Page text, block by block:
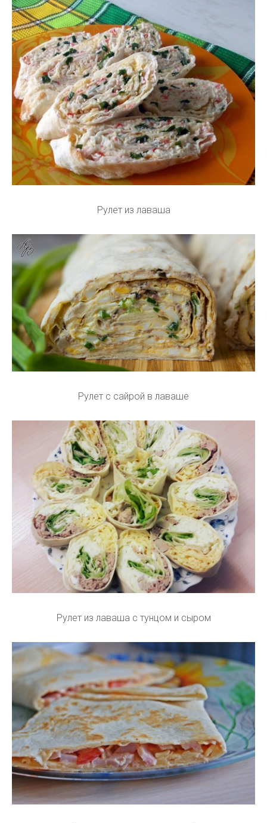
Рулет из лаваша
Рулет с сайрой в лаваше
Рулет из лаваша с тунцом и сыром